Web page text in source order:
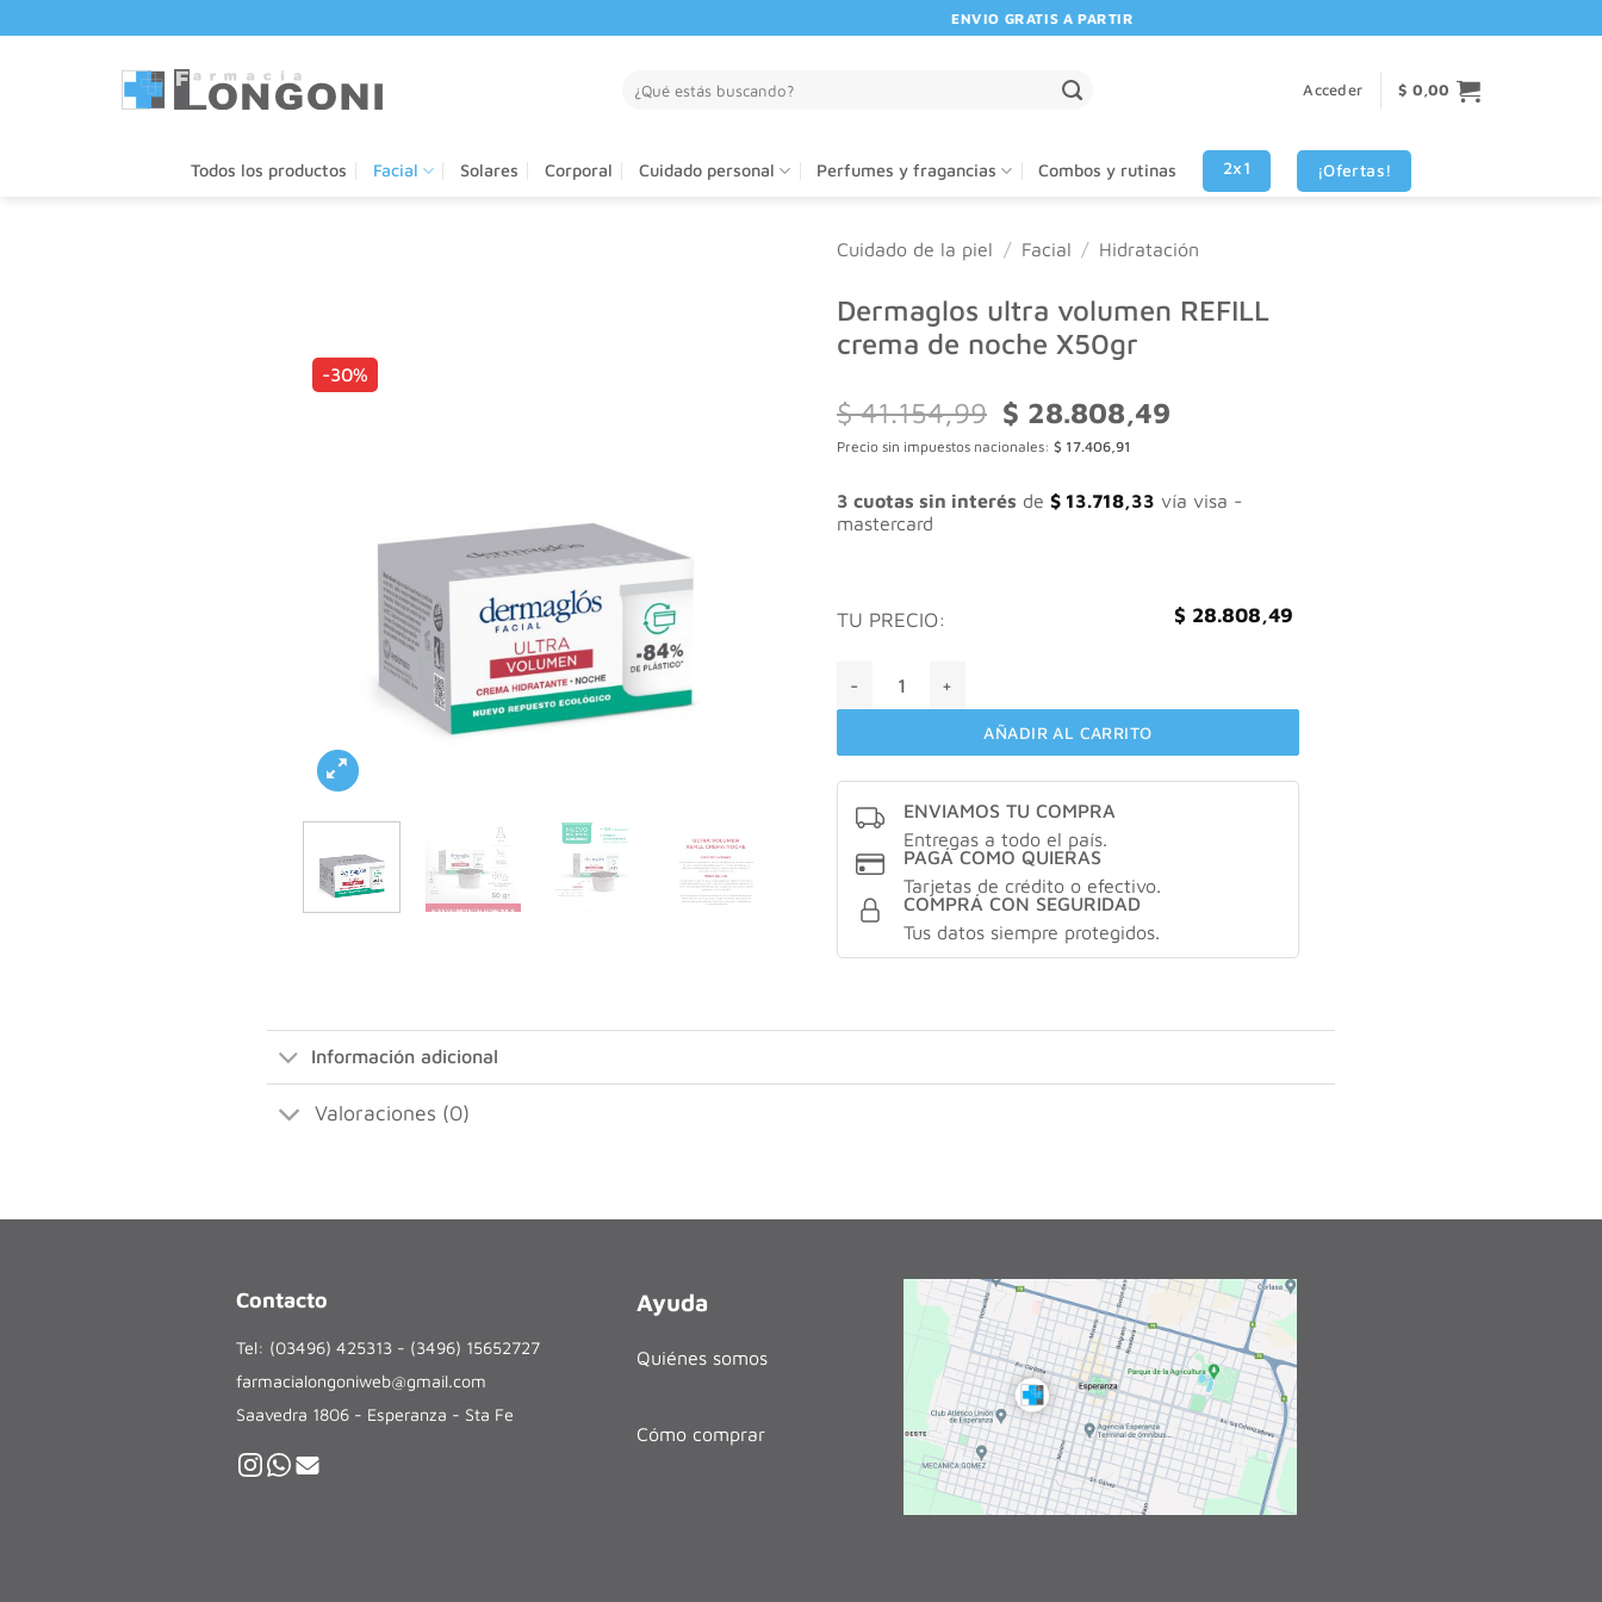
al
ENVIO GRATIS A PARTIR DE $80.000! 🚚 | 💳 3 CUOTAS SIN INTERES VISA - MASTERCARD
por:
Acceder $ 0,00
Todos los productos Facial Solares Corporal Cuidado personal Perfumes y fragancias Combos y rutinas 2x1 ¡Ofertas!
-30%
Cuidado de la piel / Facial / Hidratación
Dermaglos ultra volumen REFILL
crema de noche X50gr
$41.154,99 El
precio
original
$ 41.154,99.
$ 28.808,49
$ 28.808,49.
Precio sin impuestos nacionales: $ 17.406,91
3 cuotas sin interés de $ 13.718,33 vía visa -
mastercard
TU PRECIO: $ 28.808,49
AÑADIR AL CARRITO
ENVIAMOS TU COMPRA
Entregas a todo el país.
PAGÁ COMO QUIERAS
Tarjetas de crédito o efectivo.
COMPRÁ CON SEGURIDAD
Tus datos siempre protegidos.
Información adicional
Valoraciones (0)
Contacto
Tel: (03496) 425313 - (3496) 15652727
farmacialongoniweb@gmail.com
Saavedra 1806 - Esperanza - Sta Fe
Ayuda
Quiénes somos
Cómo comprar